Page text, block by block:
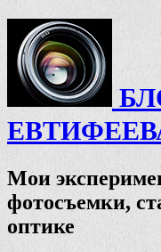
Мои
фотосъемки,
оптике